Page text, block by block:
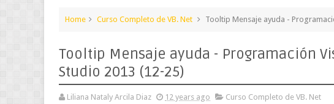
Home Curso Completo de VB. Net Tooltip Mensaje ayuda -
Tooltip Mensaje ayuda - Programación
Studio 2013 (12-25)
Liliana Nataly Arcila Diaz 12 years ago Curso Completo de VB. Net